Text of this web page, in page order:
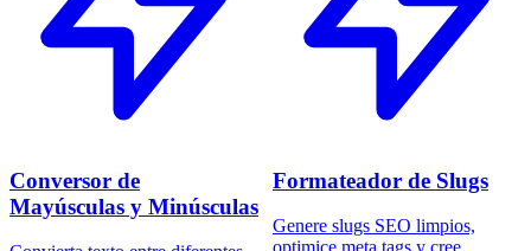
Conversor de
Mayúsculas y Minúsculas
Formateador de Slugs
Genere slugs SEO limpios,